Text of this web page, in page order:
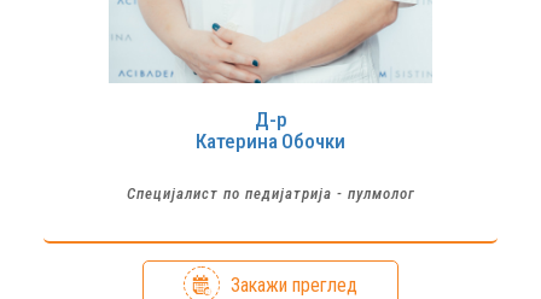
Д-р
Катерина Обочки
Специјалист по педијатрија - пулмолог
Закажи преглед